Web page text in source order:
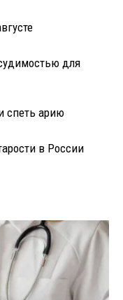
для
спеть арию
в России